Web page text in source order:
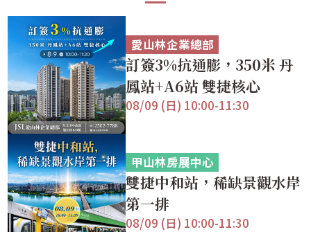
愛山林企業總部
訂簽3%抗通膨，350米 丹
鳳站+A6站 雙捷核心
08/09 (日) 10:00-11:30
甲山林房展中心
雙捷中和站，稀缺景觀水岸
第一排
08/09 (日) 10:00-11:30